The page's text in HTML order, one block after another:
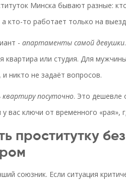
Минска бывают разные:
кто-то работает только на
- апартаменты самой девушки
квартира или студия. Для
никто не задаёт вопросов.
квартиру посуточно. Это дешевле
вас ключи от временного «рая»,
проститутку
союзник. Если ситуация